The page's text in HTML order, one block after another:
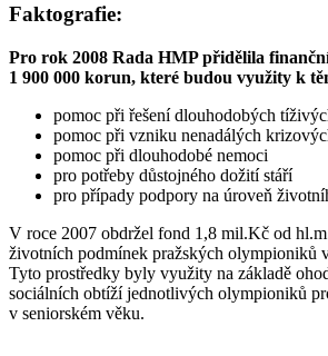
Faktografie:
Pro rok 2008 Rada HMP přidělila
1 900 000 korun, které budou využity k
pomoc při řešení dlouhodobých
pomoc při vzniku nenadálých
pomoc při dlouhodobé nemoci
pro potřeby důstojného dožití stáří
pro případy podpory na úroveň
V roce 2007 obdržel fond 1,8 mil.Kč od
životních podmínek pražských olympioniků
Tyto prostředky byly využity na základě
sociálních obtíží jednotlivých olympioniků
v seniorském věku.